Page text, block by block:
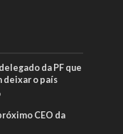
da PF que
deixar o país
CEO da